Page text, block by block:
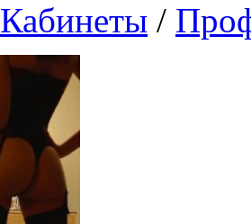
Кабинеты /